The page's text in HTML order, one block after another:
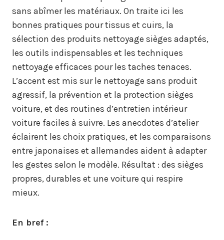
sans abîmer les matériaux. On traite ici les
bonnes pratiques pour tissus et cuirs, la
sélection des produits nettoyage sièges adaptés,
les outils indispensables et les techniques
nettoyage efficaces pour les taches tenaces.
L’accent est mis sur le nettoyage sans produit
agressif, la prévention et la protection sièges
voiture, et des routines d’entretien intérieur
voiture faciles à suivre. Les anecdotes d’atelier
éclairent les choix pratiques, et les comparaisons
entre japonaises et allemandes aident à adapter
les gestes selon le modèle. Résultat : des sièges
propres, durables et une voiture qui respire
mieux.
En bref :